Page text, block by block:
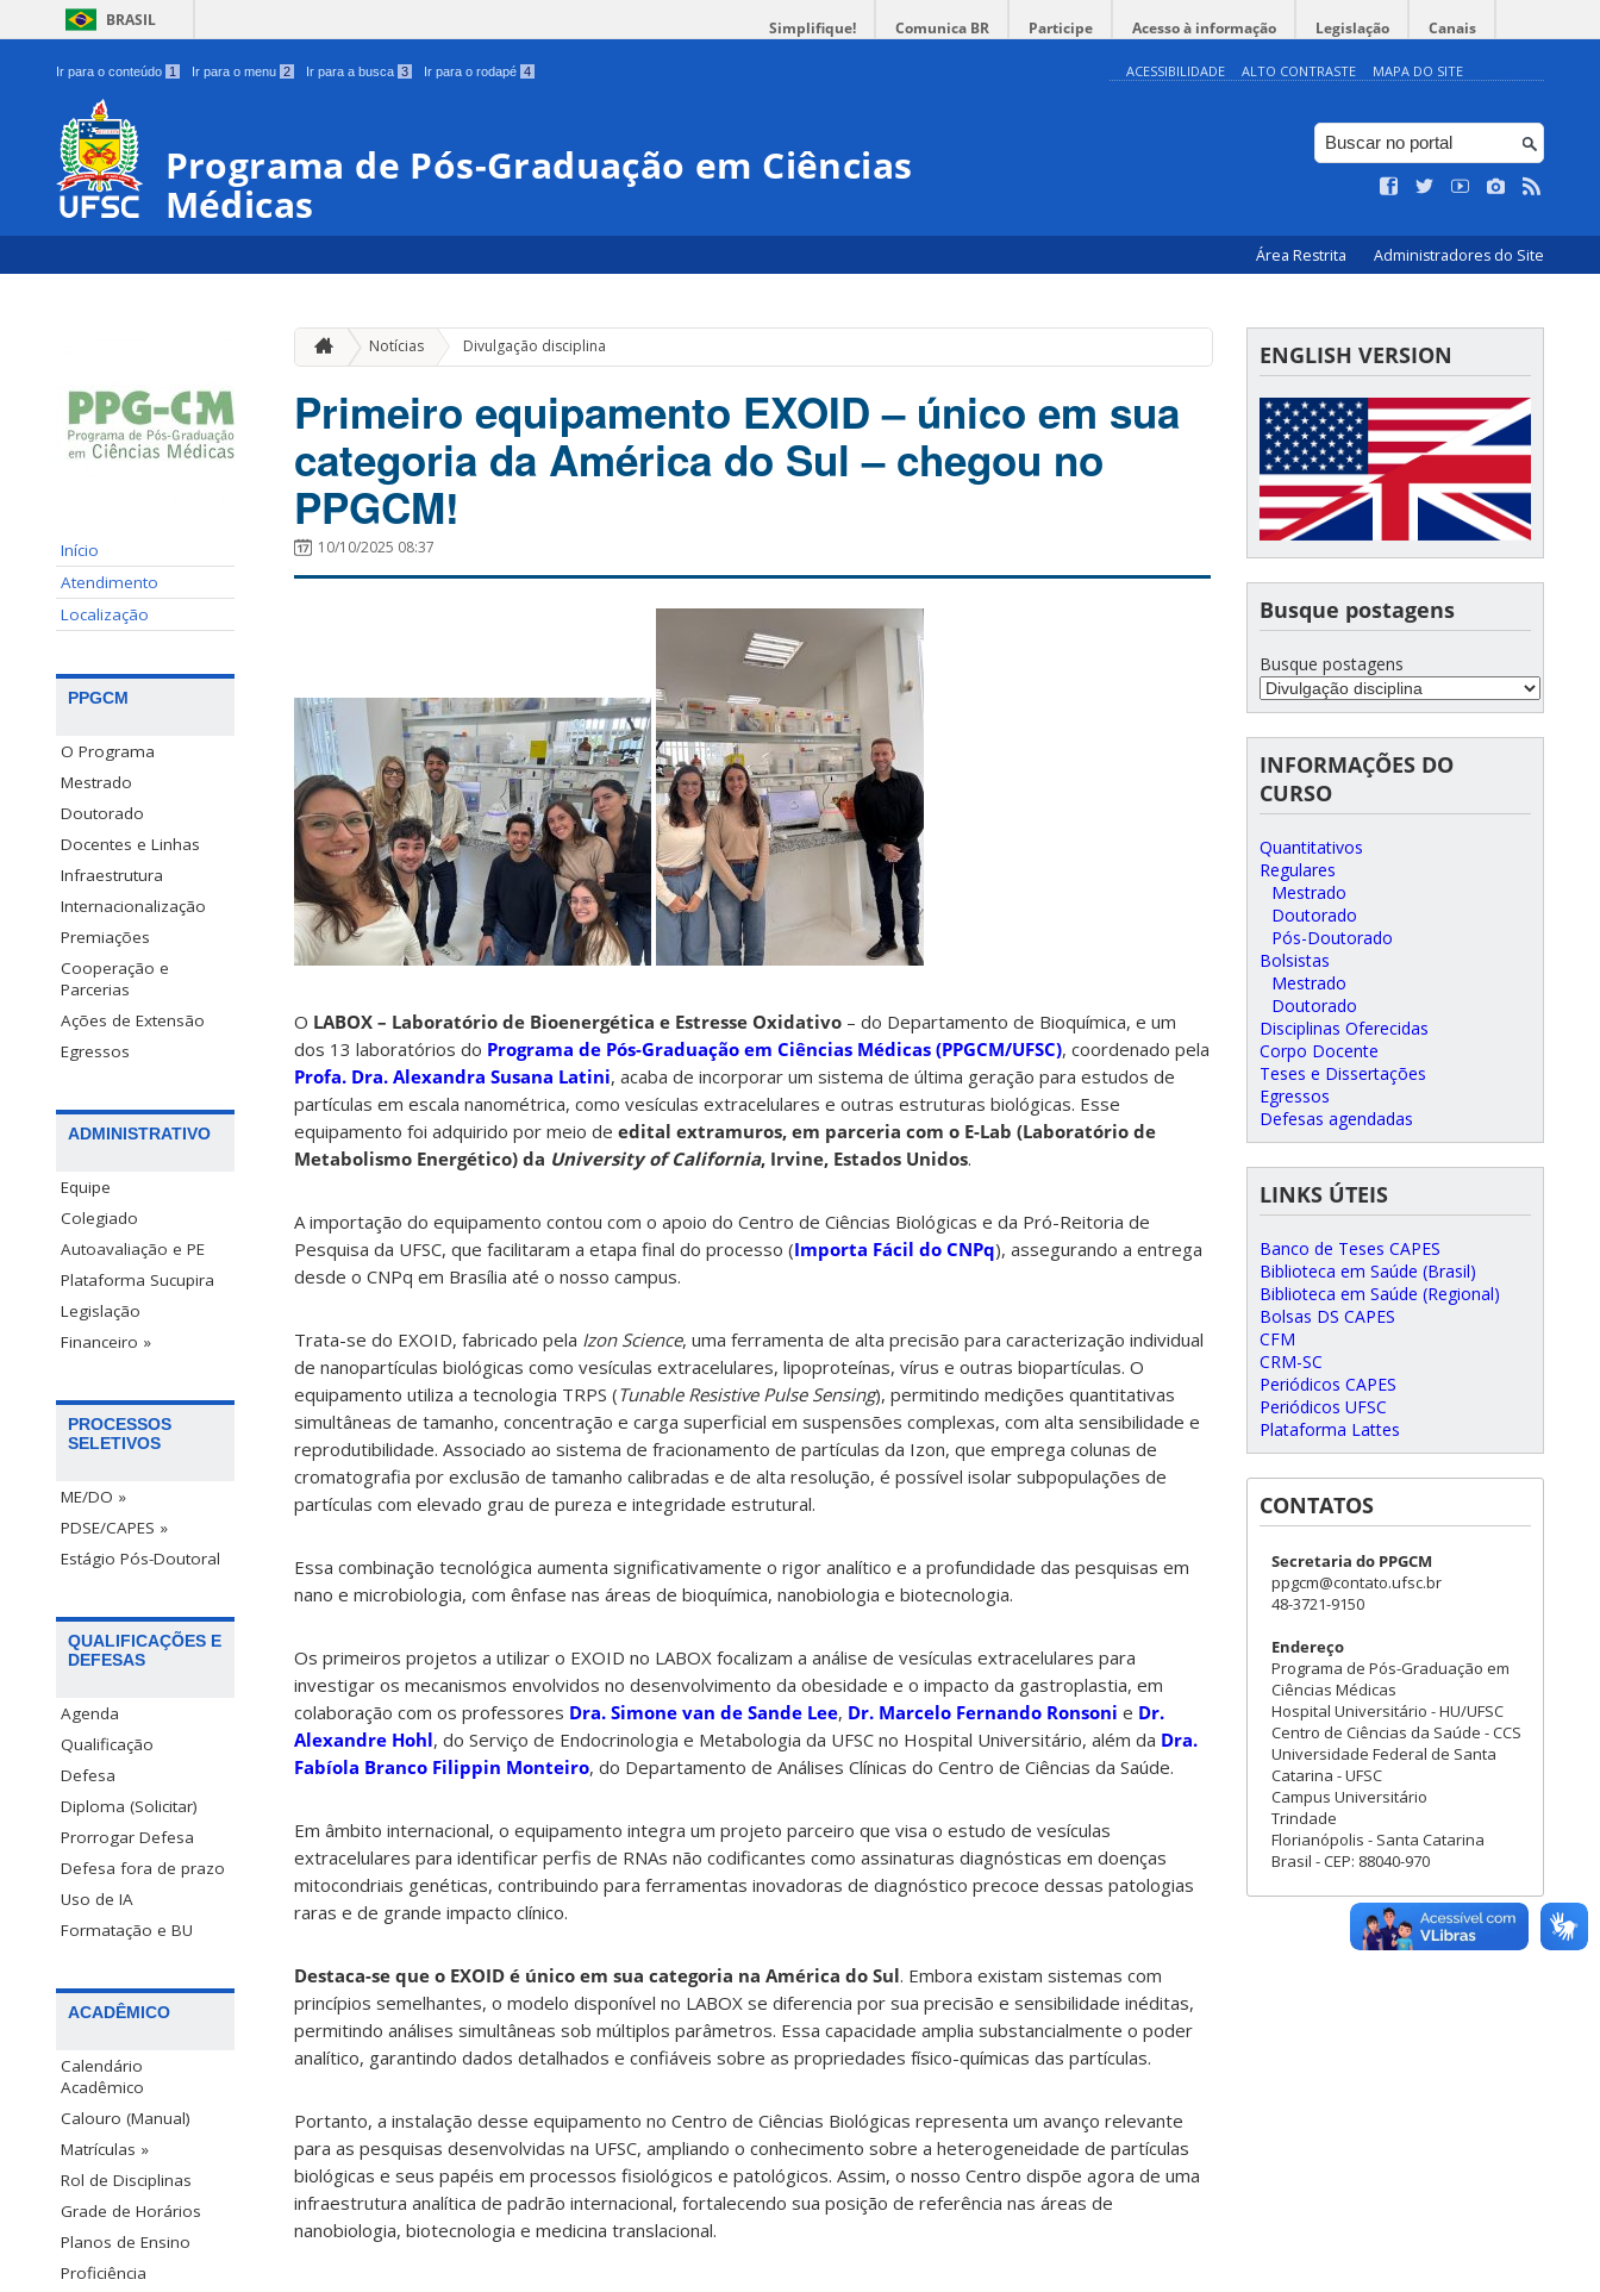
BRASIL Simplifique! Comunica BR Participe Acesso à informação Legislação Canais
Ir para o conteúdo 1 Ir para o menu 2 Ir para a busca 3 Ir para o rodapé 4 ACESSIBILIDADE ALTO CONTRASTE MAPA DO SITE
Programa de Pós-Graduação em Ciências
Médicas
Área Restrita Administradores do Site
Início
Atendimento
Localização
PPGCM
O Programa
Mestrado
Doutorado
Docentes e Linhas
Infraestrutura
Internacionalização
Premiações
Cooperação e
Parcerias
Ações de Extensão
Egressos
ADMINISTRATIVO
Equipe
Colegiado
Autoavaliação e PE
Plataforma Sucupira
Legislação
Financeiro »
PROCESSOS
SELETIVOS
ME/DO »
PDSE/CAPES »
Estágio Pós-Doutoral
QUALIFICAÇÕES E
DEFESAS
Agenda
Qualificação
Defesa
Diploma (Solicitar)
Prorrogar Defesa
Defesa fora de prazo
Uso de IA
Formatação e BU
ACADÊMICO
Calendário
Acadêmico
Calouro (Manual)
Matrículas »
Rol de Disciplinas
Grade de Horários
Planos de Ensino
Proficiência
Notícias Divulgação disciplina
Primeiro equipamento EXOID – único em sua
categoria da América do Sul – chegou no
PPGCM!
10/10/2025 08:37
O LABOX – Laboratório de Bioenergética e Estresse Oxidativo – do Departamento de Bioquímica, e um
dos 13 laboratórios do Programa de Pós-Graduação em Ciências Médicas (PPGCM/UFSC), coordenado pela
Profa. Dra. Alexandra Susana Latini, acaba de incorporar um sistema de última geração para estudos de
partículas em escala nanométrica, como vesículas extracelulares e outras estruturas biológicas. Esse
equipamento foi adquirido por meio de edital extramuros, em parceria com o E-Lab (Laboratório de
Metabolismo Energético) da University of California, Irvine, Estados Unidos.
A importação do equipamento contou com o apoio do Centro de Ciências Biológicas e da Pró-Reitoria de
Pesquisa da UFSC, que facilitaram a etapa final do processo (Importa Fácil do CNPq), assegurando a entrega
desde o CNPq em Brasília até o nosso campus.
Trata-se do EXOID, fabricado pela Izon Science, uma ferramenta de alta precisão para caracterização individual
de nanopartículas biológicas como vesículas extracelulares, lipoproteínas, vírus e outras biopartículas. O
equipamento utiliza a tecnologia TRPS (Tunable Resistive Pulse Sensing), permitindo medições quantitativas
simultâneas de tamanho, concentração e carga superficial em suspensões complexas, com alta sensibilidade e
reprodutibilidade. Associado ao sistema de fracionamento de partículas da Izon, que emprega colunas de
cromatografia por exclusão de tamanho calibradas e de alta resolução, é possível isolar subpopulações de
partículas com elevado grau de pureza e integridade estrutural.
Essa combinação tecnológica aumenta significativamente o rigor analítico e a profundidade das pesquisas em
nano e microbiologia, com ênfase nas áreas de bioquímica, nanobiologia e biotecnologia.
Os primeiros projetos a utilizar o EXOID no LABOX focalizam a análise de vesículas extracelulares para
investigar os mecanismos envolvidos no desenvolvimento da obesidade e o impacto da gastroplastia, em
colaboração com os professores Dra. Simone van de Sande Lee, Dr. Marcelo Fernando Ronsoni e Dr.
Alexandre Hohl, do Serviço de Endocrinologia e Metabologia da UFSC no Hospital Universitário, além da Dra.
Fabíola Branco Filippin Monteiro, do Departamento de Análises Clínicas do Centro de Ciências da Saúde.
Em âmbito internacional, o equipamento integra um projeto parceiro que visa o estudo de vesículas
extracelulares para identificar perfis de RNAs não codificantes como assinaturas diagnósticas em doenças
mitocondriais genéticas, contribuindo para ferramentas inovadoras de diagnóstico precoce dessas patologias
raras e de grande impacto clínico.
Destaca-se que o EXOID é único em sua categoria na América do Sul. Embora existam sistemas com
princípios semelhantes, o modelo disponível no LABOX se diferencia por sua precisão e sensibilidade inéditas,
permitindo análises simultâneas sob múltiplos parâmetros. Essa capacidade amplia substancialmente o poder
analítico, garantindo dados detalhados e confiáveis sobre as propriedades físico-químicas das partículas.
Portanto, a instalação desse equipamento no Centro de Ciências Biológicas representa um avanço relevante
para as pesquisas desenvolvidas na UFSC, ampliando o conhecimento sobre a heterogeneidade de partículas
biológicas e seus papéis em processos fisiológicos e patológicos. Assim, o nosso Centro dispõe agora de uma
infraestrutura analítica de padrão internacional, fortalecendo sua posição de referência nas áreas de
nanobiologia, biotecnologia e medicina translacional.
ENGLISH VERSION
Busque postagens
Busque postagens
INFORMAÇÕES DO
CURSO
Quantitativos
Regulares
Mestrado
Doutorado
Pós-Doutorado
Bolsistas
Mestrado
Doutorado
Disciplinas Oferecidas
Corpo Docente
Teses e Dissertações
Egressos
Defesas agendadas
LINKS ÚTEIS
Banco de Teses CAPES
Biblioteca em Saúde (Brasil)
Biblioteca em Saúde (Regional)
Bolsas DS CAPES
CFM
CRM-SC
Periódicos CAPES
Periódicos UFSC
Plataforma Lattes
CONTATOS
Secretaria do PPGCM
ppgcm@contato.ufsc.br
48-3721-9150
Endereço
Programa de Pós-Graduação em
Ciências Médicas
Hospital Universitário - HU/UFSC
Centro de Ciências da Saúde - CCS
Universidade Federal de Santa
Catarina - UFSC
Campus Universitário
Trindade
Florianópolis - Santa Catarina
Brasil - CEP: 88040-970